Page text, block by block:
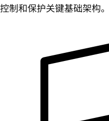
控制和保护关键基础架构。